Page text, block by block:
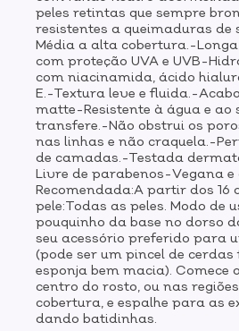
peles retintas que sempre
resistentes a queimaduras de
Média a alta cobertura.-
com proteção UVA e UVB-
com niacinamida, ácido
E.-Textura leve e fluida.-
matte-Resistente à água e ao
transfere.-Não obstrui os
nas linhas e não craquela.-
de camadas.-Testada
Livre de parabenos-Vegana
Recomendada:A partir dos 16
pele:Todas as peles. Modo de
pouquinho da base no dorso
seu acessório preferido para
(pode ser um pincel de
esponja bem macia). Comece
centro do rosto, ou nas
cobertura, e espalhe para as
dando batidinhas.